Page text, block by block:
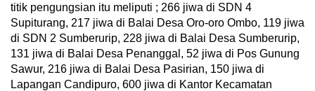
titik pengungsian itu meliputi ; 266 jiwa di SDN 4
Supiturang, 217 jiwa di Balai Desa Oro-oro Ombo, 119 jiwa
di SDN 2 Sumberurip, 228 jiwa di Balai Desa Sumberurip,
131 jiwa di Balai Desa Penanggal, 52 jiwa di Pos Gunung
Sawur, 216 jiwa di Balai Desa Pasirian, 150 jiwa di
Lapangan Candipuro, 600 jiwa di Kantor Kecamatan